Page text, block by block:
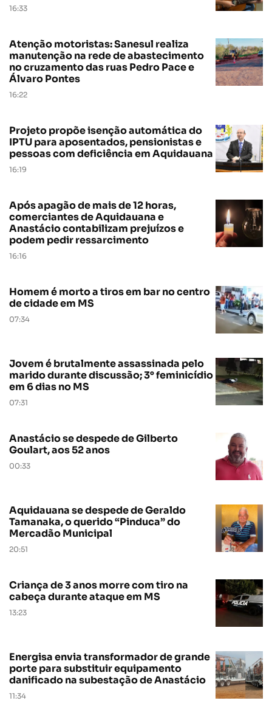
16:33
Atenção motoristas: Sanesul realiza
manutenção na rede de abastecimento
no cruzamento das ruas Pedro Pace e
Álvaro Pontes
16:22
Projeto propõe isenção automática do
IPTU para aposentados, pensionistas e
pessoas com deficiência em Aquidauana
16:19
Após apagão de mais de 12 horas,
comerciantes de Aquidauana e
Anastácio contabilizam prejuízos e
podem pedir ressarcimento
16:16
Homem é morto a tiros em bar no centro
de cidade em MS
07:34
Jovem é brutalmente assassinada pelo
marido durante discussão; 3° feminicídio
em 6 dias no MS
07:31
Anastácio se despede de Gilberto
Goulart, aos 52 anos
00:33
Aquidauana se despede de Geraldo
Tamanaka, o querido “Pinduca” do
Mercadão Municipal
20:51
Criança de 3 anos morre com tiro na
cabeça durante ataque em MS
13:23
Energisa envia transformador de grande
porte para substituir equipamento
danificado na subestação de Anastácio
11:34